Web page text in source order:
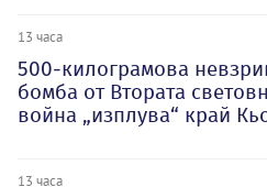
13 часа
500-килограмова
бомба от Втората
война „изплува“ край
13 часа